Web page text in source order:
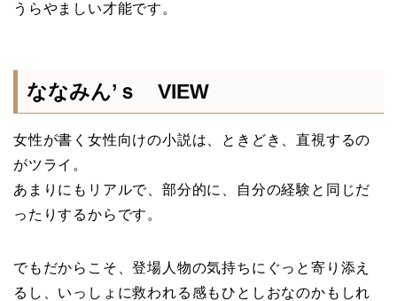
うらやましい才能です。
ななみん’ｓ VIEW
女性が書く女性向けの小説は、ときどき、直視するの
がツライ。
あまりにもリアルで、部分的に、自分の経験と同じだ
ったりするからです。
でもだからこそ、登場人物の気持ちにぐっと寄り添え
るし、いっしょに救われる感もひとしおなのかもしれ